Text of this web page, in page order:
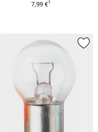
7,99 €1